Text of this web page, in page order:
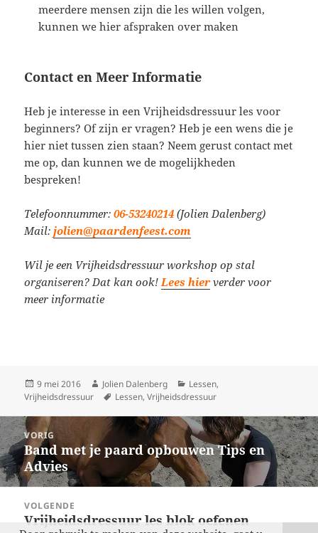
meerdere mensen zijn die les willen volgen,
kunnen we hier afspraken over maken
Contact en Meer Informatie
Heb je interesse in een Vrijheidsdressuur les voor
beginners? Of zijn er vragen? Heb je een wens die je
hier niet tussen zien staan? Neem gerust contact met
me op, dan kunnen we de mogelijkheden
bespreken!
Telefoonnummer:06-53240214 (Jolien Dalenberg)
Mail: jolien@paardenfeest.com
Wil je een Vrijheidsdressuur workshop op stal
organiseren? Dat kan ook! Lees hierverder voor
meer informatie
Geplaatst
op
9 mei 2016 Auteur
Jolien Dalenberg Categorieën
Lessen,
Vrijheidsdressuur
Tags
Lessen,Vrijheidsdressuur
Bericht
navigatie
VORIG
Vorig
bericht:
Band met je paard opbouwen Tips en
Advies
VOLGENDE
Volgend
Vrijheidsdressuur les blok oefenen